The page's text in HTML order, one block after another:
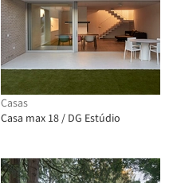
Casas
Casa max 18 / DG Estúdio